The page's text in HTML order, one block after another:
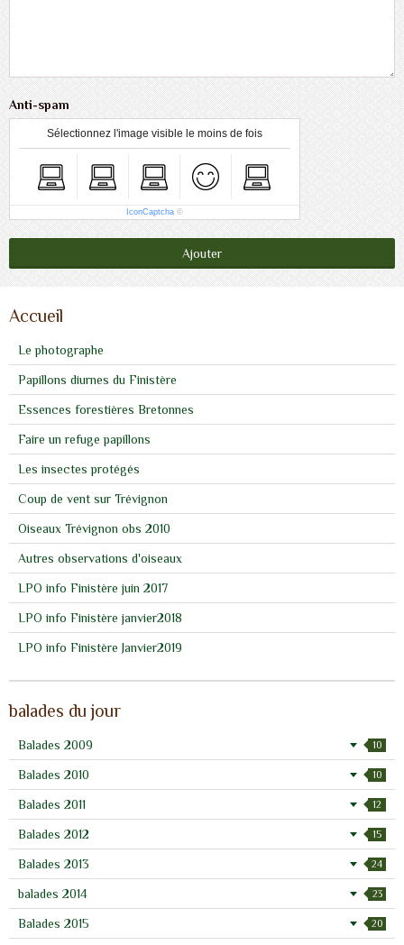
Anti-spam
Sélectionnez l'image visible le moins de fois
IconCaptcha ©
Ajouter
Accueil
Le photographe
Papillons diurnes du Finistère
Essences forestières Bretonnes
Faire un refuge papillons
Les insectes protégés
Coup de vent sur Trévignon
Oiseaux Trévignon obs 2010
Autres observations d'oiseaux
LPO info Finistère juin 2017
LPO info Finistère janvier2018
LPO info Finistère Janvier2019
balades du jour
Balades 2009 10
Balades 2010 10
Balades 2011 12
Balades 2012 15
Balades 2013 24
balades 2014 23
Balades 2015 20